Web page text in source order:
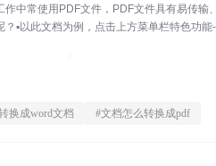
作中常使用PDF文件，PDF文件具有易传输
？▪以此文档为例，点击上方菜单栏特色功
换成word文档 #文档怎么转换成pdf